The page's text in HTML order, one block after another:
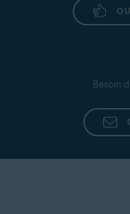
Besoin